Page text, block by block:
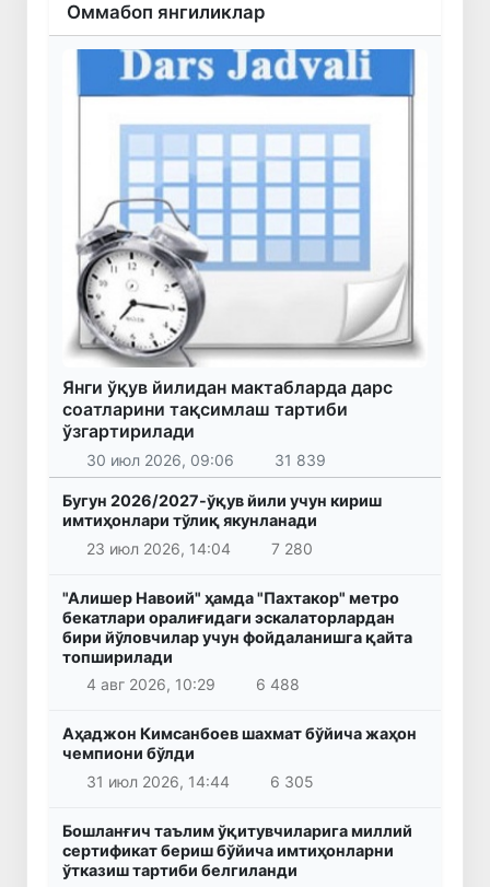
Оммабоп янгиликлар
Янги ўқув йилидан мактабларда дарс
соатларини тақсимлаш тартиби
ўзгартирилади
30 июл 2026, 09:06 31 839
Бугун 2026/2027-ўқув йили учун кириш
имтиҳонлари тўлиқ якунланади
23 июл 2026, 14:04
7 280
"Алишер Навоий" ҳамда "Пахтакор" метро
бекатлари оралиғидаги эскалаторлардан
бири йўловчилар учун фойдаланишга қайта
топширилади
4 авг 2026, 10:29
6 488
Аҳаджон Кимсанбоев шахмат бўйича жаҳон
чемпиони бўлди
31 июл 2026, 14:44
6 305
Бошланғич таълим ўқитувчиларига миллий
сертификат бериш бўйича имтиҳонларни
ўтказиш тартиби белгиланди